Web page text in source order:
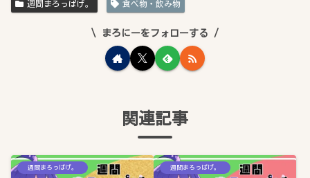
週間まろっぱげ。 食べ物・飲み物
まろにーをフォローする
関連記事
週間まろっぱげ。 週間まろっぱげ。